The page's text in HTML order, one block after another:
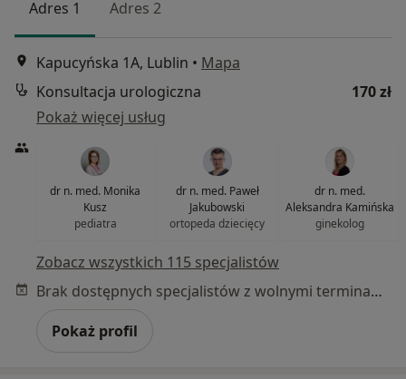
Adres 1 Adres 2
Kapucyńska 1A, Lublin • Mapa
Konsultacja urologiczna
170 zł
Pokaż więcej usług
dr n. med. Monika
Kusz
pediatra
dr n. med. Paweł
Jakubowski
ortopeda dziecięcy
dr n. med.
Aleksandra Kamińska
ginekolog
Zobacz wszystkich 115 specjalistów
Brak dostępnych specjalistów z wolnymi terminami w tym centrum medycznym.
Pokaż profil